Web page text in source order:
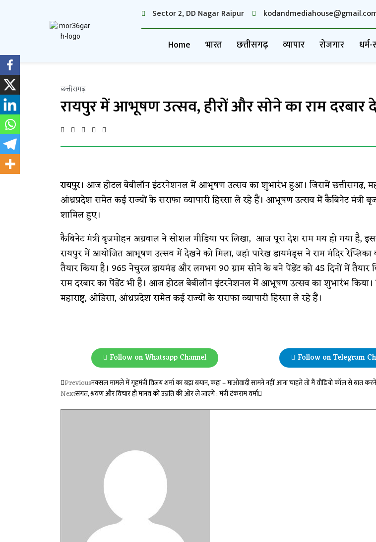
Sector 2, DD Nagar Raipur
Home भारत छत्तीसगढ़ व्यापार रोजगार
छत्तीसगढ़
रायपुर में आभूषण उत्सव, हीरों और सोने का राम दरबार
रायपुर। आज होटल बेबीलॉन इंटरनेशनल में आभूषण उत्सव का शुभारंभ हुआ। जिसमें छत्तीसगढ़,
आंध्रप्रदेश समेत कई राज्यों के सराफा व्यापारी हिस्सा ले रहे हैं। आभूषण उत्सव में कैबिनेट मंत्री
शामिल हुए।
कैबिनेट मंत्री बृजमोहन अग्रवाल ने सोशल मीडिया पर लिखा, आज पूरा देश राम मय हो गया है,
रायपुर में आयोजित आभूषण उत्सव में देखने को मिला, जहां पारेख डायमंड्स ने राम मंदिर रेप्लिका
तैयार किया है। 965 नेचुरल डायमंड और लगभग 90 ग्राम सोने के बने पेंडेंट को 45 दिनों में तैयार
राम दरबार का पेंडेंट भी है। आज होटल बेबीलॉन इंटरनेशनल में आभूषण उत्सव का शुभारंभ किया।
महाराष्ट्र, ओडिसा, आंध्रप्रदेश समेत कई राज्यों के सराफा व्यापारी हिस्सा ले रहे हैं।
Follow on Whatsapp Channel Follow on Telegram
Previousनक्सल मामले में गृहमंत्री विजय शर्मा का बड़ा बयान, कहा – माओवादी सामने नहीं आना चाहते तो मैं वीडियो कॉल से बात
Nextसंगत, श्रवण और विचार ही मानव को उन्नति की ओर ले जाएंगे : मंत्री टंकराम वर्मा